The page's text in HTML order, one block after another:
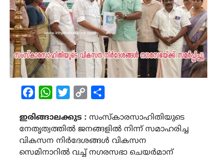
FacebookWhatsAppTwitterCopy
ഇരിങ്ങാലക്കുട : സംസ്കാരസാഹിതിയുടെ
നേതൃത്വത്തിൽ ജനങ്ങളിൽ നിന്ന് സമാഹരിച്ച
വികസന നിർദേശങ്ങൾ വികസന
സെമിനാറിൽ വച്ച് നഗരസഭാ ചെയർമാന്